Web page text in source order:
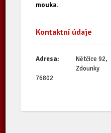
mouka.
Kontaktní údaje
Adresa:
Nětčice 92,
Zdounky
76802